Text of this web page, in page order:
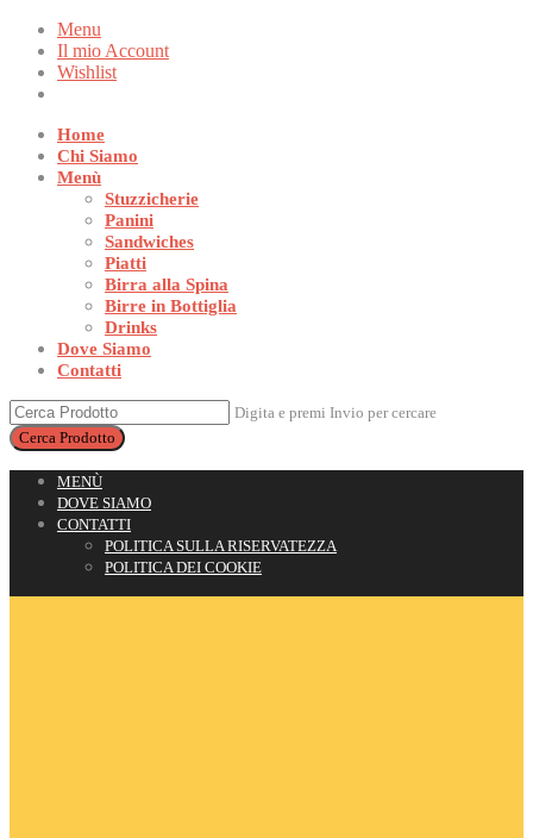
Menu
Il mio Account
Wishlist
Home
Chi Siamo
Menù
Stuzzicherie
Panini
Sandwiches
Piatti
Birra alla Spina
Birre in Bottiglia
Drinks
Dove Siamo
Contatti
Digita e premi Invio per cercare
MENÙ
DOVE SIAMO
CONTATTI
POLITICA SULLA RISERVATEZZA
POLITICA DEI COOKIE